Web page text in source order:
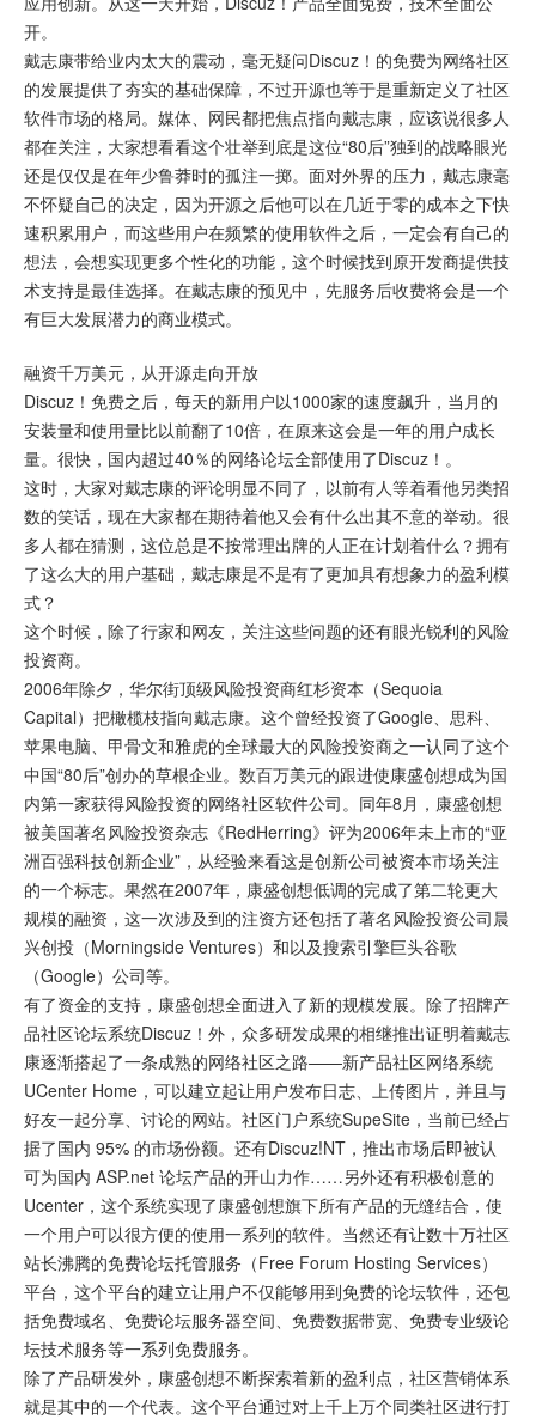
开。
戴志康带给业内太大的震动，毫无疑问Discuz！的免费为网络社区
的发展提供了夯实的基础保障，不过开源也等于是重新定义了社区
软件市场的格局。媒体、网民都把焦点指向戴志康，应该说很多人
都在关注，大家想看看这个壮举到底是这位“80后”独到的战略眼光
还是仅仅是在年少鲁莽时的孤注一掷。面对外界的压力，戴志康毫
不怀疑自己的决定，因为开源之后他可以在几近于零的成本之下快
速积累用户，而这些用户在频繁的使用软件之后，一定会有自己的
想法，会想实现更多个性化的功能，这个时候找到原开发商提供技
术支持是最佳选择。在戴志康的预见中，先服务后收费将会是一个
有巨大发展潜力的商业模式。
融资千万美元，从开源走向开放
Discuz！免费之后，每天的新用户以1000家的速度飙升，当月的
安装量和使用量比以前翻了10倍，在原来这会是一年的用户成长
量。很快，国内超过40％的网络论坛全部使用了Discuz！。
这时，大家对戴志康的评论明显不同了，以前有人等着看他另类招
数的笑话，现在大家都在期待着他又会有什么出其不意的举动。很
多人都在猜测，这位总是不按常理出牌的人正在计划着什么？拥有
了这么大的用户基础，戴志康是不是有了更加具有想象力的盈利模
式？
这个时候，除了行家和网友，关注这些问题的还有眼光锐利的风险
投资商。
2006年除夕，华尔街顶级风险投资商红杉资本（Sequoia
Capital）把橄榄枝指向戴志康。这个曾经投资了Google、思科、
苹果电脑、甲骨文和雅虎的全球最大的风险投资商之一认同了这个
中国“80后”创办的草根企业。数百万美元的跟进使康盛创想成为国
内第一家获得风险投资的网络社区软件公司。同年8月，康盛创想
被美国著名风险投资杂志《RedHerring》评为2006年未上市的“亚
洲百强科技创新企业”，从经验来看这是创新公司被资本市场关注
的一个标志。果然在2007年，康盛创想低调的完成了第二轮更大
规模的融资，这一次涉及到的注资方还包括了著名风险投资公司晨
兴创投（Morningside Ventures）和以及搜索引擎巨头谷歌
（Google）公司等。
有了资金的支持，康盛创想全面进入了新的规模发展。除了招牌产
品社区论坛系统Discuz！外，众多研发成果的相继推出证明着戴志
康逐渐搭起了一条成熟的网络社区之路——新产品社区网络系统
UCenter Home，可以建立起让用户发布日志、上传图片，并且与
好友一起分享、讨论的网站。社区门户系统SupeSite，当前已经占
据了国内 95% 的市场份额。还有Discuz!NT，推出市场后即被认
可为国内 ASP.net 论坛产品的开山力作……另外还有积极创意的
Ucenter，这个系统实现了康盛创想旗下所有产品的无缝结合，使
一个用户可以很方便的使用一系列的软件。当然还有让数十万社区
站长沸腾的免费论坛托管服务（Free Forum Hosting Services）
平台，这个平台的建立让用户不仅能够用到免费的论坛软件，还包
括免费域名、免费论坛服务器空间、免费数据带宽、免费专业级论
坛技术服务等一系列免费服务。
除了产品研发外，康盛创想不断探索着新的盈利点，社区营销体系
就是其中的一个代表。这个平台通过对上千上万个同类社区进行打